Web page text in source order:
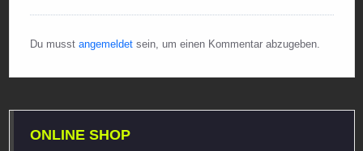
Du musst angemeldetsein, um einen Kommentar abzugeben.
ONLINE SHOP